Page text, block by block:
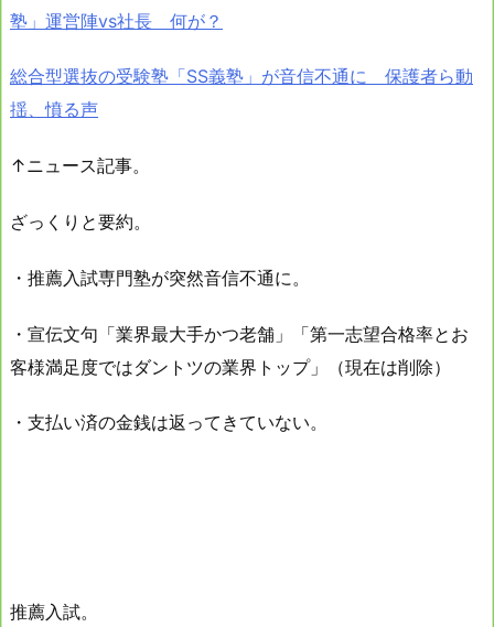
塾」運営陣vs社長 何が？
総合型選抜の受験塾「SS義塾」が音信不通に 保護者ら動
揺、憤る声
↑ニュース記事。
ざっくりと要約。
・推薦入試専門塾が突然音信不通に。
・宣伝文句「業界最大手かつ老舗」「第一志望合格率とお
客様満足度ではダントツの業界トップ」（現在は削除）
・支払い済の金銭は返ってきていない。
推薦入試。